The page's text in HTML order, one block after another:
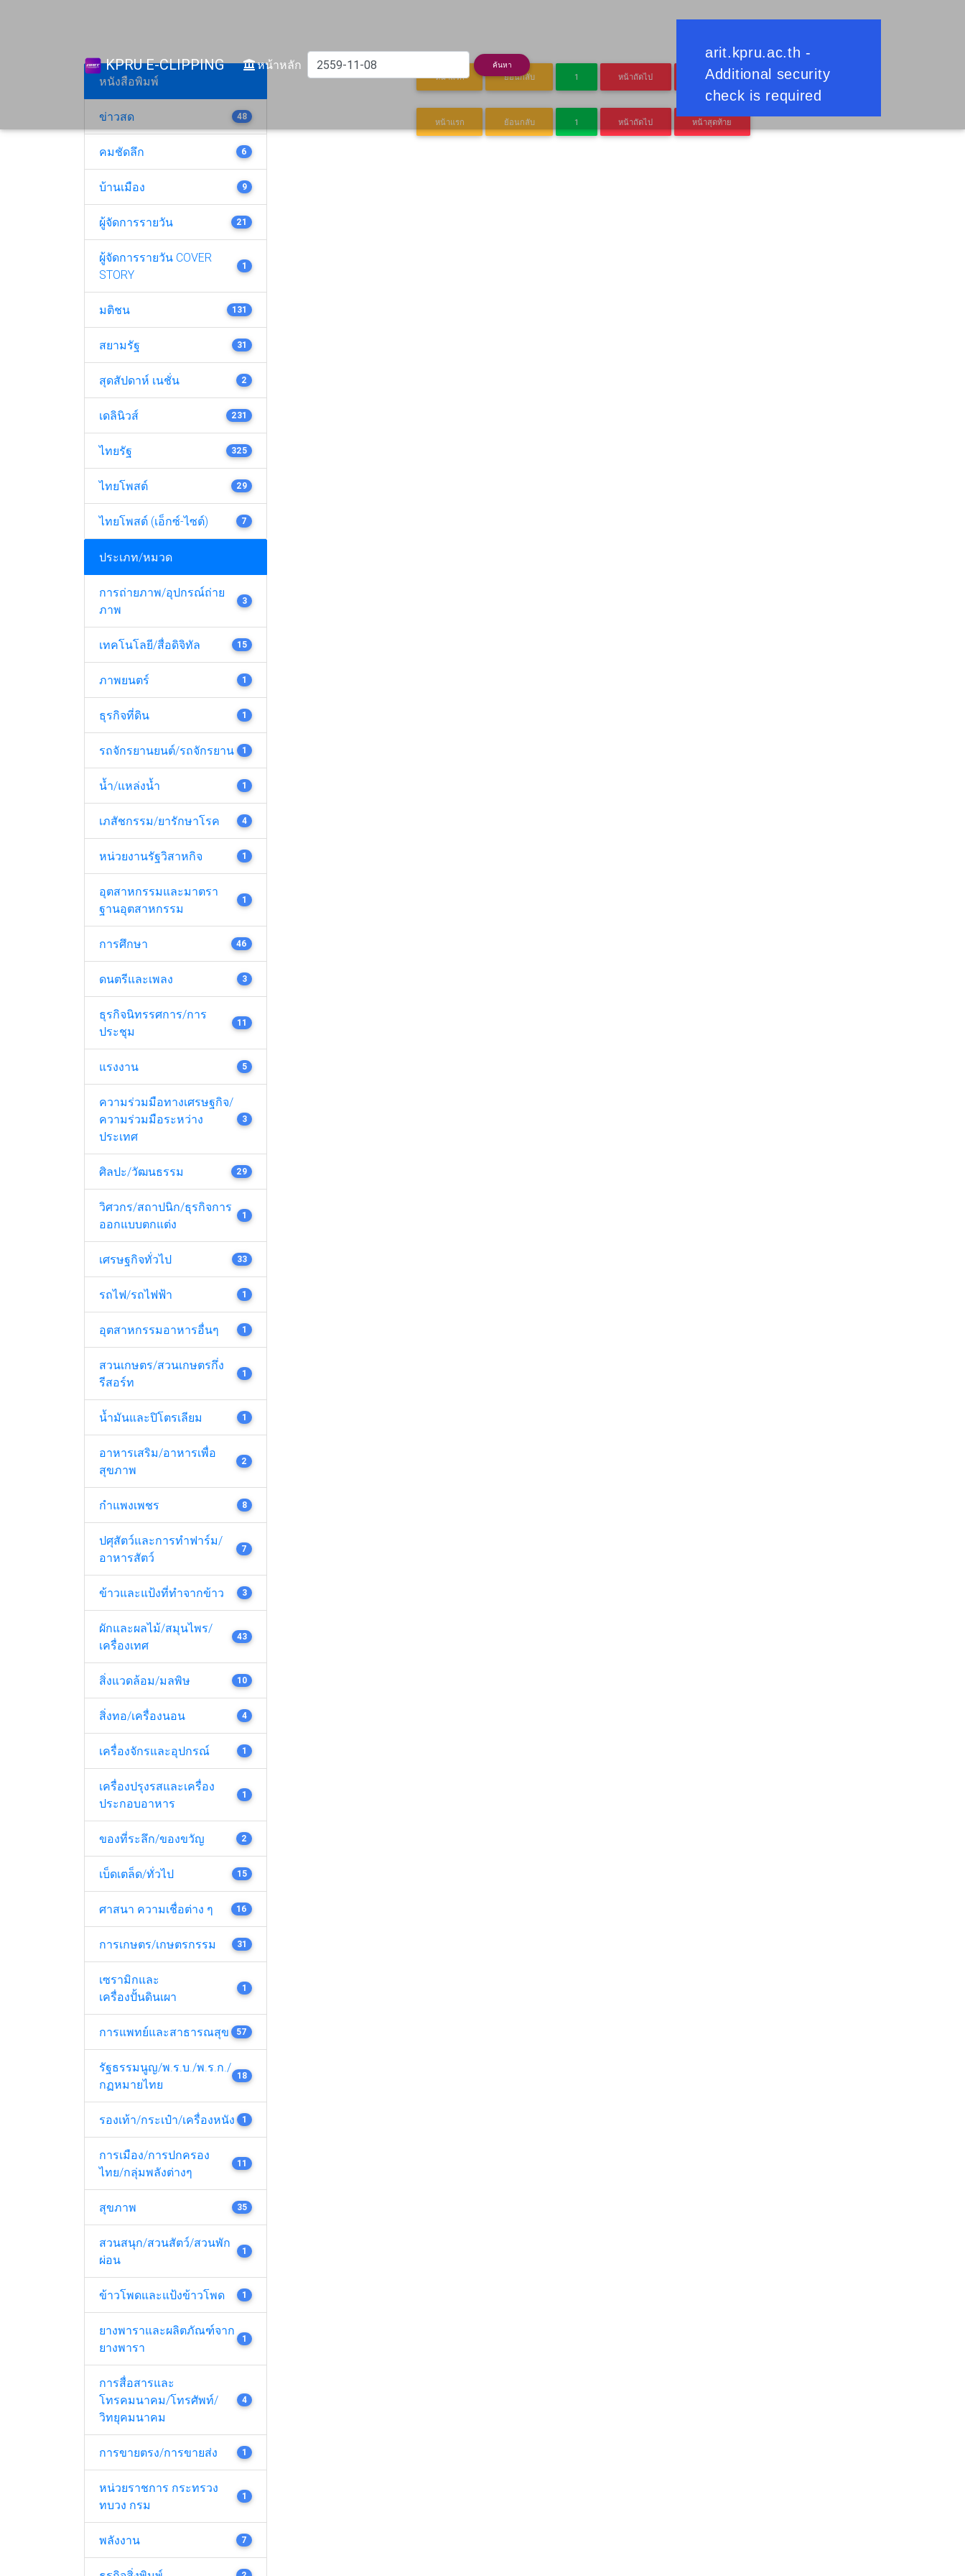
KPRU E-CLIPPING หน้าหลัก (current) ค้นหา
หนังสือพิมพ์
ข่าวสด 48
คมชัดลึก 6
บ้านเมือง 9
ผู้จัดการรายวัน 21
ผู้จัดการรายวัน COVER
STORY
1
มติชน 131
สยามรัฐ 31
สุดสัปดาห์ เนชั่น 2
เดลินิวส์ 231
ไทยรัฐ 325
ไทยโพสต์ 29
ไทยโพสต์ (เอ็กซ์-ไซต์) 7
ประเภท/หมวด
การถ่ายภาพ/อุปกรณ์ถ่าย
ภาพ
3
เทคโนโลยี/สื่อดิจิทัล 15
ภาพยนตร์ 1
ธุรกิจที่ดิน 1
รถจักรยานยนต์/รถจักรยาน 1
น้ำ/แหล่งน้ำ 1
เภสัชกรรม/ยารักษาโรค 4
หน่วยงานรัฐวิสาหกิจ 1
อุตสาหกรรมและมาตรา
ฐานอุตสาหกรรม
1
การศึกษา 46
ดนตรีและเพลง 3
ธุรกิจนิทรรศการ/การ
ประชุม
11
แรงงาน 5
ความร่วมมือทางเศรษฐกิจ/
ความร่วมมือระหว่าง
ประเทศ
3
ศิลปะ/วัฒนธรรม 29
วิศวกร/สถาปนิก/ธุรกิจการ
ออกแบบตกแต่ง
1
เศรษฐกิจทั่วไป 33
รถไฟ/รถไฟฟ้า 1
อุตสาหกรรมอาหารอื่นๆ 1
สวนเกษตร/สวนเกษตรกึ่ง
รีสอร์ท
1
น้ำมันและปิโตรเลียม 1
อาหารเสริม/อาหารเพื่อ
สุขภาพ
2
กำแพงเพชร 8
ปศุสัตว์และการทำฟาร์ม/
อาหารสัตว์
7
ข้าวและแป้งที่ทำจากข้าว 3
ผักและผลไม้/สมุนไพร/
เครื่องเทศ
43
สิ่งแวดล้อม/มลพิษ 10
สิ่งทอ/เครื่องนอน 4
เครื่องจักรและอุปกรณ์ 1
เครื่องปรุงรสและเครื่อง
ประกอบอาหาร
1
ของที่ระลึก/ของขวัญ 2
เบ็ดเตล็ด/ทั่วไป 15
ศาสนา ความเชื่อต่าง ๆ 16
การเกษตร/เกษตรกรรม 31
เซรามิกและ
เครื่องปั้นดินเผา
1
การแพทย์และสาธารณสุข 57
รัฐธรรมนูญ/พ.ร.บ./พ.ร.ก./
กฏหมายไทย
18
รองเท้า/กระเป๋า/เครื่องหนัง 1
การเมือง/การปกครอง
ไทย/กลุ่มพลังต่างๆ
11
สุขภาพ 35
สวนสนุก/สวนสัตว์/สวนพัก
ผ่อน
1
ข้าวโพดและแป้งข้าวโพด 1
ยางพาราและผลิตภัณฑ์จาก
ยางพารา
1
การสื่อสารและ
โทรคมนาคม/โทรศัพท์/
วิทยุคมนาคม
4
การขายตรง/การขายส่ง 1
หน่วยราชการ กระทรวง
ทบวง กรม
1
พลังงาน 7
หน้าแรก ย้อนกลับ 1 หน้าถัดไป หน้าสุดท้าย
หน้าแรก ย้อนกลับ 1 หน้าถัดไป หน้าสุดท้าย